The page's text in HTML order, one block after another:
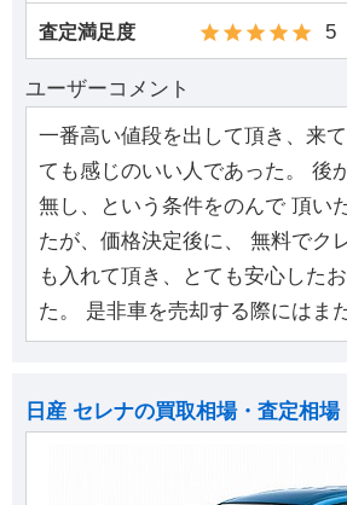
査定満足度 5
ユーザーコメント
一番高い値段を出して頂き、来
ても感じのいい人であった。 後
無し、という条件をのんで 頂い
たが、価格決定後に、 無料でク
も入れて頂き、とても安心した
た。 是非車を売却する際にはま
日産 セレナの買取相場・査定相場